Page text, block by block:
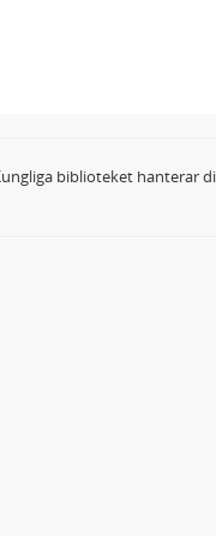
biblioteket hanterar